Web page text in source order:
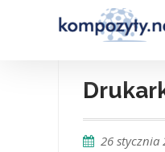
26 stycznia